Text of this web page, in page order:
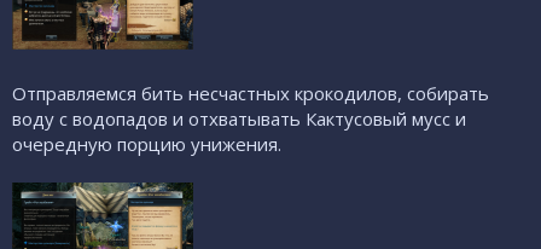
Отправляемся бить несчастных крокодилов, собирать
воду с водопадов и отхватывать Кактусовый мусс и
очередную порцию унижения.